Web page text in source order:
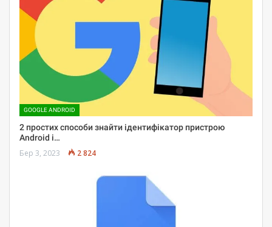
GOOGLE ANDROID
2 простих способи знайти ідентифікатор пристрою
Android і…
Бер 3, 2023 2 824